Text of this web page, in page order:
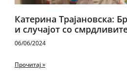
Катерина Трајановска:
и случајот со
06/06/2024
Прочитај »